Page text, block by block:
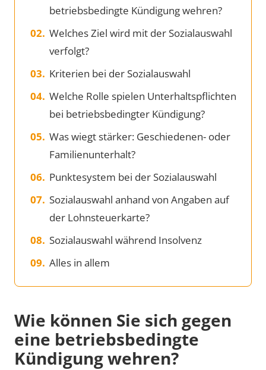
betriebsbedingte Kündigung wehren?
Welches Ziel wird mit der Sozialauswahl
verfolgt?
Kriterien bei der Sozialauswahl
Welche Rolle spielen Unterhaltspflichten
bei betriebsbedingter Kündigung?
Was wiegt stärker: Geschiedenen- oder
Familienunterhalt?
Punktesystem bei der Sozialauswahl
Sozialauswahl anhand von Angaben auf
der Lohnsteuerkarte?
Sozialauswahl während Insolvenz
Alles in allem
Wie können Sie sich gegen
eine betriebsbedingte
Kündigung wehren?